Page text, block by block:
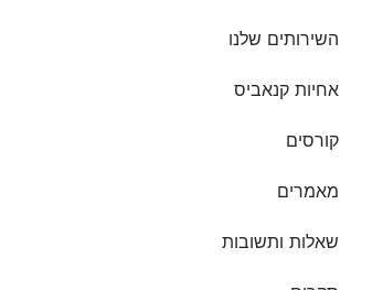
השירותים שלנו
אחיות קנאביס
קורסים
מאמרים
שאלות ותשובות